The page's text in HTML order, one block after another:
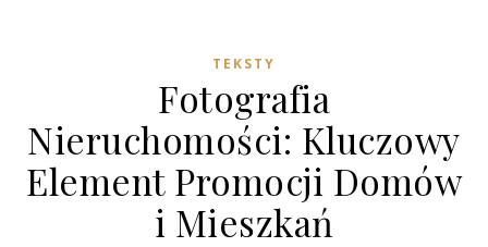
TEKSTY
Fotografia
Nieruchomości: Kluczowy
Element Promocji Domów
i Mieszkań